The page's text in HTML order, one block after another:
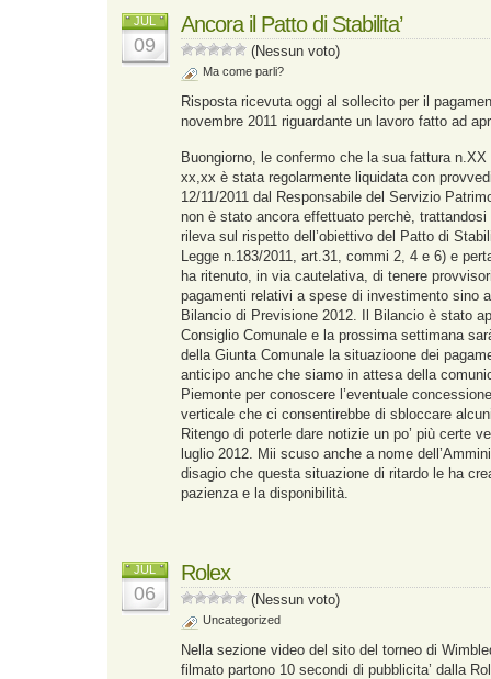
JUL
09
Ancora il Patto di Stabilita’
(Nessun voto)
Ma come parli?
Risposta ricevuta oggi al sollecito per il
novembre 2011 riguardante un lavoro fatto ad
Buongiorno, le confermo che la sua fattura n.XX
xx,xx è stata regolarmente liquidata con
12/11/2011 dal Responsabile del Servizio
non è stato ancora effettuato perchè,
rileva sul rispetto dell’obiettivo del Patto di
Legge n.183/2011, art.31, commi 2, 4 e 6) e
ha ritenuto, in via cautelativa, di tenere
pagamenti relativi a spese di investimento sino
Bilancio di Previsione 2012. Il Bilancio è stato
Consiglio Comunale e la prossima settimana
della Giunta Comunale la situazioone dei
anticipo anche che siamo in attesa della
Piemonte per conoscere l’eventuale
verticale che ci consentirebbe di sbloccare
Ritengo di poterle dare notizie un po’ più certe
luglio 2012. Mii scuso anche a nome
disagio che questa situazione di ritardo le ha
pazienza e la disponibilità.
JUL
06
Rolex
(Nessun voto)
Uncategorized
Nella sezione video del sito del torneo di
filmato partono 10 secondi di pubblicita’ dalla